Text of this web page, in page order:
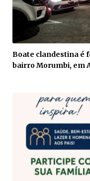
Boate clandestina é
bairro Morumbi, em